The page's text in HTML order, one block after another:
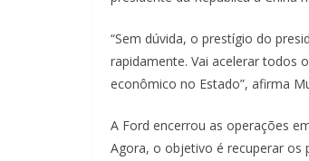
“Sem dúvida, o prestígio do
rapidamente. Vai acelerar todos
econômico no Estado”, afirma
A Ford encerrou as operações
Agora, o objetivo é recuperar os